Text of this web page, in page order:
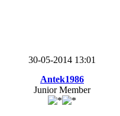
30-05-2014 13:01
Antek1986
Junior Member